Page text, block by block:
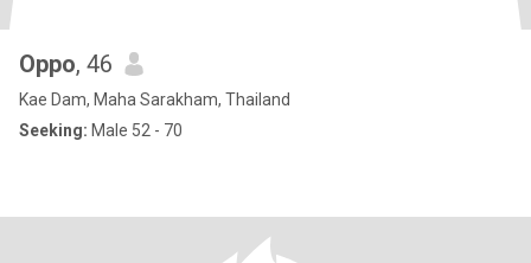
Oppo, 46
Kae Dam, Maha Sarakham, Thailand
Seeking: Male 52 - 70